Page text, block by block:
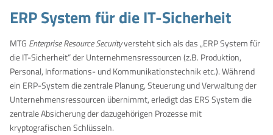
ERP System für die IT-Sicherheit
MTG Enterprise Resource Securityversteht sich als das „ERP System für
die IT-Sicherheit“ der Unternehmensressourcen (z.B. Produktion,
Personal, Informations- und Kommunikationstechnik etc.). Während
ein ERP-System die zentrale Planung, Steuerung und Verwaltung der
Unternehmensressourcen übernimmt, erledigt das ERS System die
zentrale Absicherung der dazugehörigen Prozesse mit
kryptografischen Schlüsseln.